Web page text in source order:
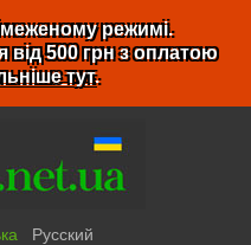
режимі.
500 грн з оплатою
тут.
Русский